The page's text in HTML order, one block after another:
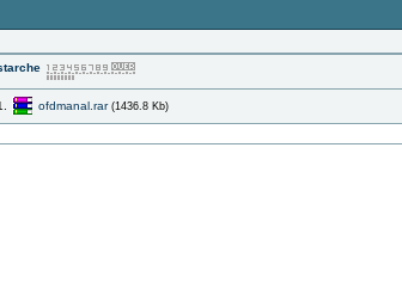
ofdmanal.rar (1436.8 Kb)